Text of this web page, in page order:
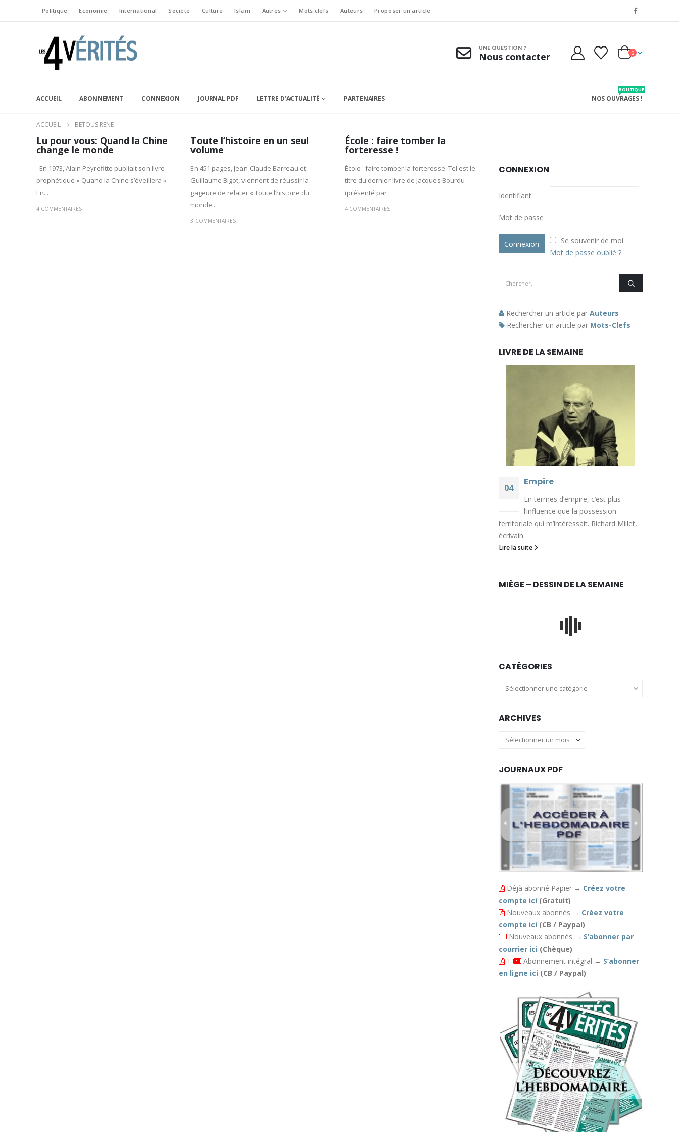
Politique Economie International Société Culture Islam Autres Mots clefs Auteurs Proposer un article
UNE QUESTION ?
Nous contacter 0
ACCUEIL ABONNEMENT CONNEXION JOURNAL PDF LETTRE D’ACTUALITÉ PARTENAIRES NOS OUVRAGES !
BOUTIQUE
ACCUEIL BETOUS RENE
Lu pour vous: Quand la Chine
change le monde
En 1973, Alain Peyrefitte publiait son livre
prophétique « Quand la Chine s’éveillera ».
En...
4 COMMENTAIRES
Toute l’histoire en un seul
volume
En 451 pages, Jean-Claude Barreau et
Guillaume Bigot, viennent de réussir la
gageure de relater « Toute l’histoire du
monde...
3 COMMENTAIRES
École : faire tomber la
forteresse !
École : faire tomber la forteresse. Tel est le
titre du dernier livre de Jacques Bourdu
(présenté par
4 COMMENTAIRES
CONNEXION
Identifiant
Mot de passe
Se souvenir de moi
Mot de passe oublié ?
Rechercher un article par Auteurs
Rechercher un article par Mots-Clefs
LIVRE DE LA SEMAINE
04
Empire
En termes d’empire, c’est plus
l’influence que la possession
territoriale qui m’intéressait. Richard Millet,
écrivain
Lire la suite
MIÈGE – DESSIN DE LA SEMAINE
CATÉGORIES
Catégories
ARCHIVES
Archives
JOURNAUX PDF
Déjà abonné Papier → Créez votre
compte ici (Gratuit)
Nouveaux abonnés → Créez votre
compte ici (CB / Paypal)
Nouveaux abonnés → S’abonner par
courrier ici (Chèque)
+
Abonnement intégral → S’abonner
en ligne ici (CB / Paypal)